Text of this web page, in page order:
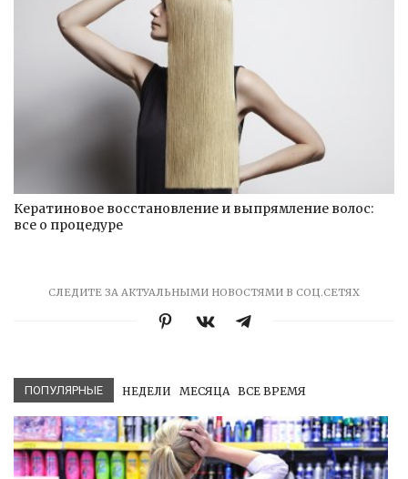
Кератиновое восстановление и выпрямление волос:
все о процедуре
СЛЕДИТЕ ЗА АКТУАЛЬНЫМИ НОВОСТЯМИ В СОЦ.СЕТЯХ
ПОПУЛЯРНЫЕ НЕДЕЛИ МЕСЯЦА ВСЕ ВРЕМЯ